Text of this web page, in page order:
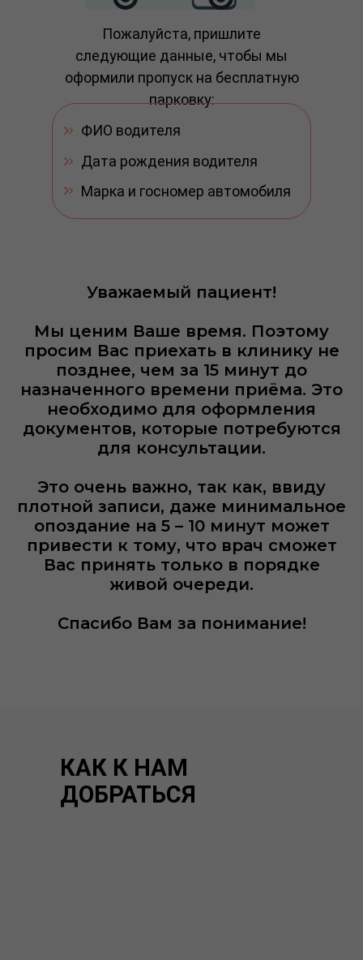
Пожалуйста, пришлите
следующие данные, чтобы мы
оформили пропуск на бесплатную
парковку:
ФИО водителя
Дата рождения водителя
Марка и госномер автомобиля
Пожалуйста, пришлите
следующие данные, чтобы мы
оформили для Вас пеший пропуск:
Если Вы планируете
приехать на
общественном
транспорте
что Вы в Ортотис-Премиум и
проехать через шлагбаум на
автомобиле, если Вы выйдете
перед шлагбаумом, то Вас не
пропустят!
Если Вы планируете
приехать на такси
То Вам нужен пеший пропуск, так
как на территорию каршеринг не
пропускают!
Если Вы планируете
приехать на
каршеринге
Уважаемый пациент!
Мы ценим Ваше время. Поэтому
просим Вас приехать в клинику не
позднее, чем за 15 минут до
назначенного времени приёма. Это
необходимо для оформления
документов, которые потребуются
для консультации.
Это очень важно, так как, ввиду
плотной записи, даже минимальное
опоздание на 5 – 10 минут может
привести к тому, что врач сможет
Вас принять только в порядке
живой очереди.
Спасибо Вам за понимание!
КАК К НАМ
ДОБРАТЬСЯ